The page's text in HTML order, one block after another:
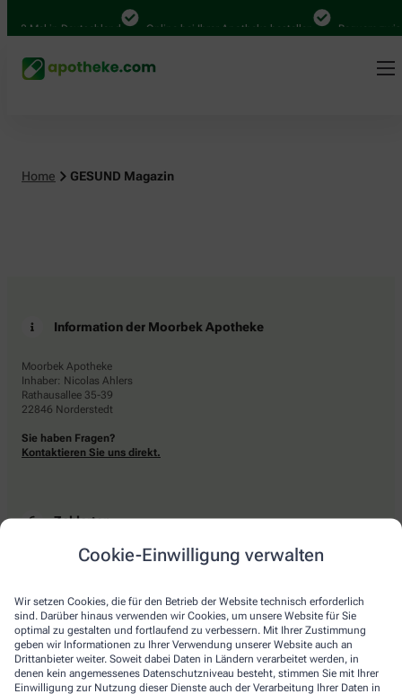
Cookie-Einwilligung verwalten
Wir setzen Cookies, die für den Betrieb der Website technisch erforderlich
sind. Darüber hinaus verwenden wir Cookies, um unsere Website für Sie
optimal zu gestalten und fortlaufend zu verbessern. Mit Ihrer Zustimmung
geben wir Informationen zu Ihrer Verwendung unserer Website auch an
Drittanbieter weiter. Soweit dabei Daten in Ländern verarbeitet werden, in
denen kein angemessenes Datenschutzniveau besteht, stimmen Sie mit Ihrer
Einwilligung zur Nutzung dieser Dienste auch der Verarbeitung Ihrer Daten in
Mal in Deutschland Online bei Ihrer Apotheke bestellen Bequem
Home GESUND Magazin
Information der Moorbek Apotheke
Moorbek Apotheke
Inhaber: Nicolas Ahlers
Rathausallee 35-39
22846 Norderstedt
Sie haben Fragen?
Kontaktieren Sie uns direkt.
Zahlarten
Bar oder mit einer anderen akzeptierten Zahlungsart Ihrer Apotheke vor Ort.
Lieferarten
Abholung in der Apotheke
Botendienstlieferung